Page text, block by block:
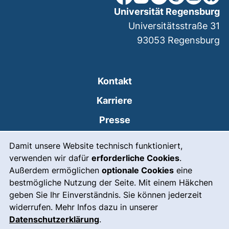
Damit unsere Website technisch funktioniert,
verwenden wir dafür erforderliche Cookies.
Außerdem ermöglichen optionale Cookies eine
bestmögliche Nutzung der Seite. Mit einem Häkchen
geben Sie Ihr Einverständnis. Sie können jederzeit
widerrufen. Mehr Infos dazu in unserer
Datenschutzerklärung.
Kontakt
Karriere
Presse
Leichte Sprache
Gebärdensprache
Notfall(externer Link, öffnet
Impressum
Universität Regensburg
Universitätsstraße 31
93053 Regensburg